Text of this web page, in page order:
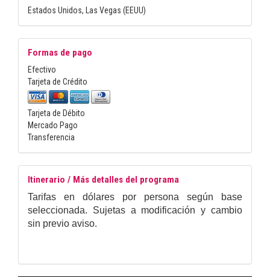
Estados Unidos, Las Vegas (EEUU)
Formas de pago
Efectivo
Tarjeta de Crédito
Tarjeta de Débito
Mercado Pago
Transferencia
Itinerario / Más detalles del programa
Tarifas en dólares por persona según base
seleccionada. Sujetas a modificación y cambio
sin previo aviso.